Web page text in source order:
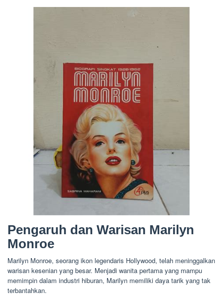
Pengaruh dan Warisan Marilyn
Monroe
Marilyn Monroe, seorang ikon legendaris Hollywood, telah meninggalkan
warisan kesenian yang besar. Menjadi wanita pertama yang mampu
memimpin dalam industri hiburan, Marilyn memiliki daya tarik yang tak
terbantahkan.